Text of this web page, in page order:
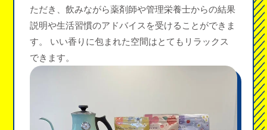
ただき、飲みながら薬剤師や管理栄養士からの結果
説明や生活習慣のアドバイスを受けることができま
す。 いい香りに包まれた空間はとてもリラックス
できます。